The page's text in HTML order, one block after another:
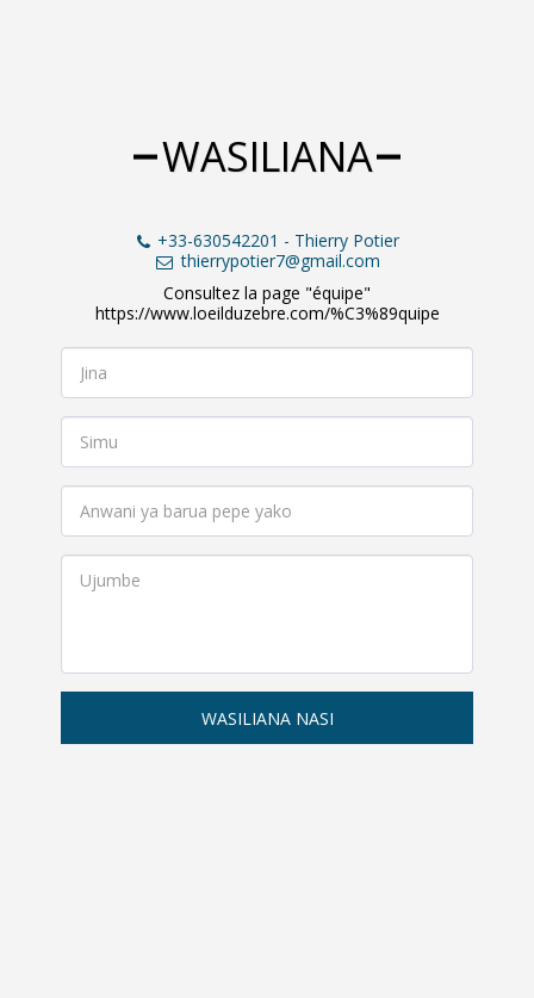
WASILIANA
+33-630542201 - Thierry Potier
thierrypotier7@gmail.com
Consultez la page "équipe"
https://www.loeilduzebre.com/%C3%89quipe
WASILIANA NASI